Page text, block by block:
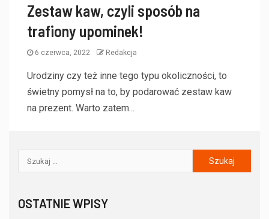
Zestaw kaw, czyli sposób na
trafiony upominek!
6 czerwca, 2022 Redakcja
Urodziny czy też inne tego typu okoliczności, to
świetny pomysł na to, by podarować zestaw kaw
na prezent. Warto zatem...
OSTATNIE WPISY